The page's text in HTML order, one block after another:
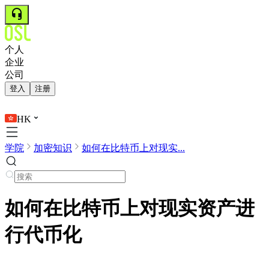
个人
企业
公司
登入 注册
HK
学院 加密知识 如何在比特币上对现实...
如何在比特币上对现实资产进
行代币化